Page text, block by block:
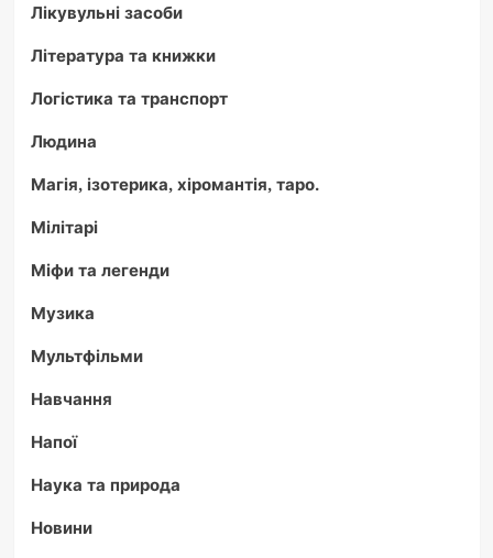
Лікувульні засоби
Література та книжки
Логістика та транспорт
Людина
Магія, ізотерика, хіромантія, таро.
Мілітарі
Міфи та легенди
Музика
Мультфільми
Навчання
Напої
Наука та природа
Новини